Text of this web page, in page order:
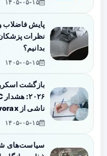
۱۴۰۵-۰۵-۱۵
پایش فاضلاب
نظرات پزشکان
بدانیم؟
۱۴۰۵-۰۵-۱۵
ناشی از Cochliomyia hominivorax
۱۴۰۵-۰۵-۱۵
سیاست‌های